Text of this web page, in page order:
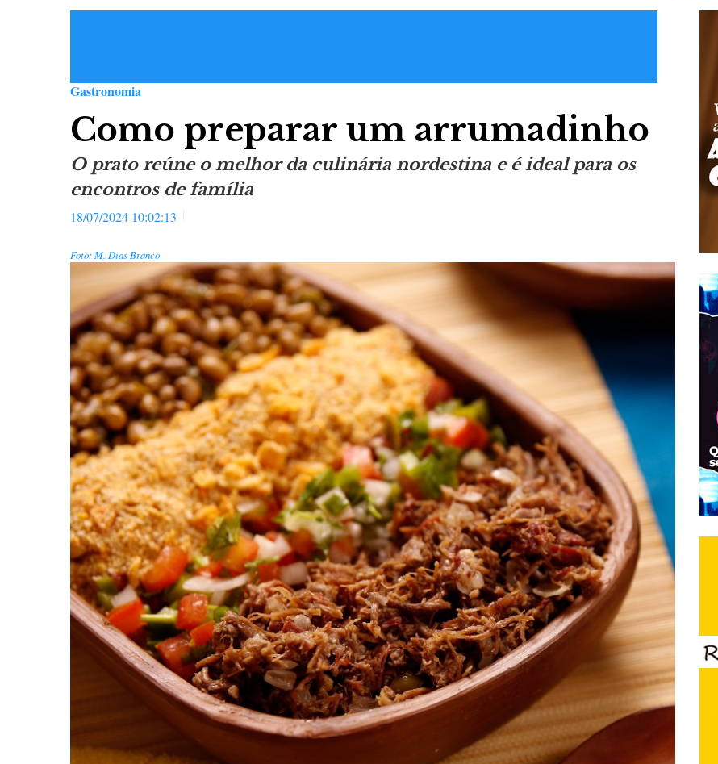
Gastronomia
Como preparar um arrumadinho
O prato reúne o melhor da culinária nordestina e é ideal para os
encontros de família
18/07/2024 10:02:13
Foto: M. Dias Branco